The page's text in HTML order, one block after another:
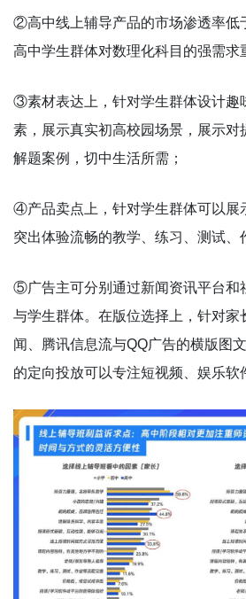
②高中线上辅导产品的市场渗透率低
高中学生群体对数理化科目的强需求
③素材表达上，针对学生群体设计趣
素，展示真实初高校园场景，展示对
解题案例，切中生活所需；
④产品卖点上，针对学生群体可以展
突出体验流畅的教学、练习、测试、
⑤广告主可分别通过新闻资讯平台和
与学生群体。在版位选择上，针对家
闻、腾讯信息流与QQ广告的横版图
的定向投放可以专注短视频、娱乐软